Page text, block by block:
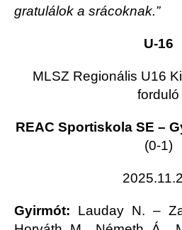
gratulálok a srácoknak.”
U-16
MLSZ Regionális U16
forduló
REAC Sportiskola SE –
(0-1)
Gyirmót: Lauday N. –